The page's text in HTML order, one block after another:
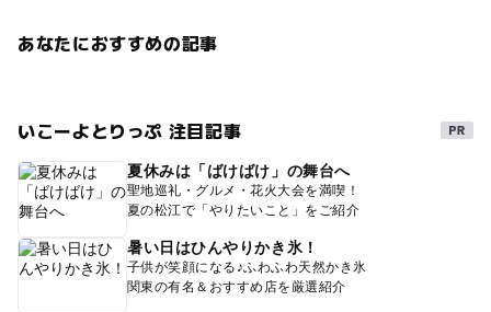
あなたにおすすめの記事
いこーよとりっぷ 注目記事
夏休みは「ばけばけ」の舞台へ
聖地巡礼・グルメ・花火大会を満喫！
夏の松江で「やりたいこと」をご紹介
暑い日はひんやりかき氷！
子供が笑顔になる♪ふわふわ天然かき氷
関東の有名＆おすすめ店を厳選紹介